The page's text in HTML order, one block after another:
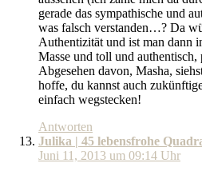
gerade das sympathische und
was falsch verstanden…? Da
Authentizität und ist man dann
Masse und toll und authentisch,
Abgesehen davon, Masha,
hoffe, du kannst auch
einfach wegstecken!
Antworten
Julika | 45 lebensfrohe
Juni 11, 2013 um 09:14 Uhr